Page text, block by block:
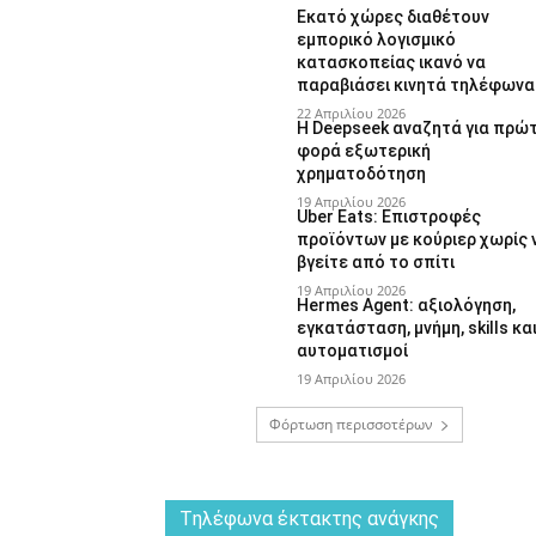
Εκατό χώρες διαθέτουν
εμπορικό λογισμικό
κατασκοπείας ικανό να
παραβιάσει κινητά τηλέφωνα
22 Απριλίου 2026
Η Deepseek αναζητά για
φορά εξωτερική
χρηματοδότηση
19 Απριλίου 2026
Uber Eats: Επιστροφές
προϊόντων με κούριερ χωρίς
βγείτε από το σπίτι
19 Απριλίου 2026
Hermes Agent: αξιολόγηση,
εγκατάσταση, μνήμη, skills και
αυτοματισμοί
19 Απριλίου 2026
Φόρτωση περισσοτέρων
Tηλέφωνα έκτακτης ανάγκης